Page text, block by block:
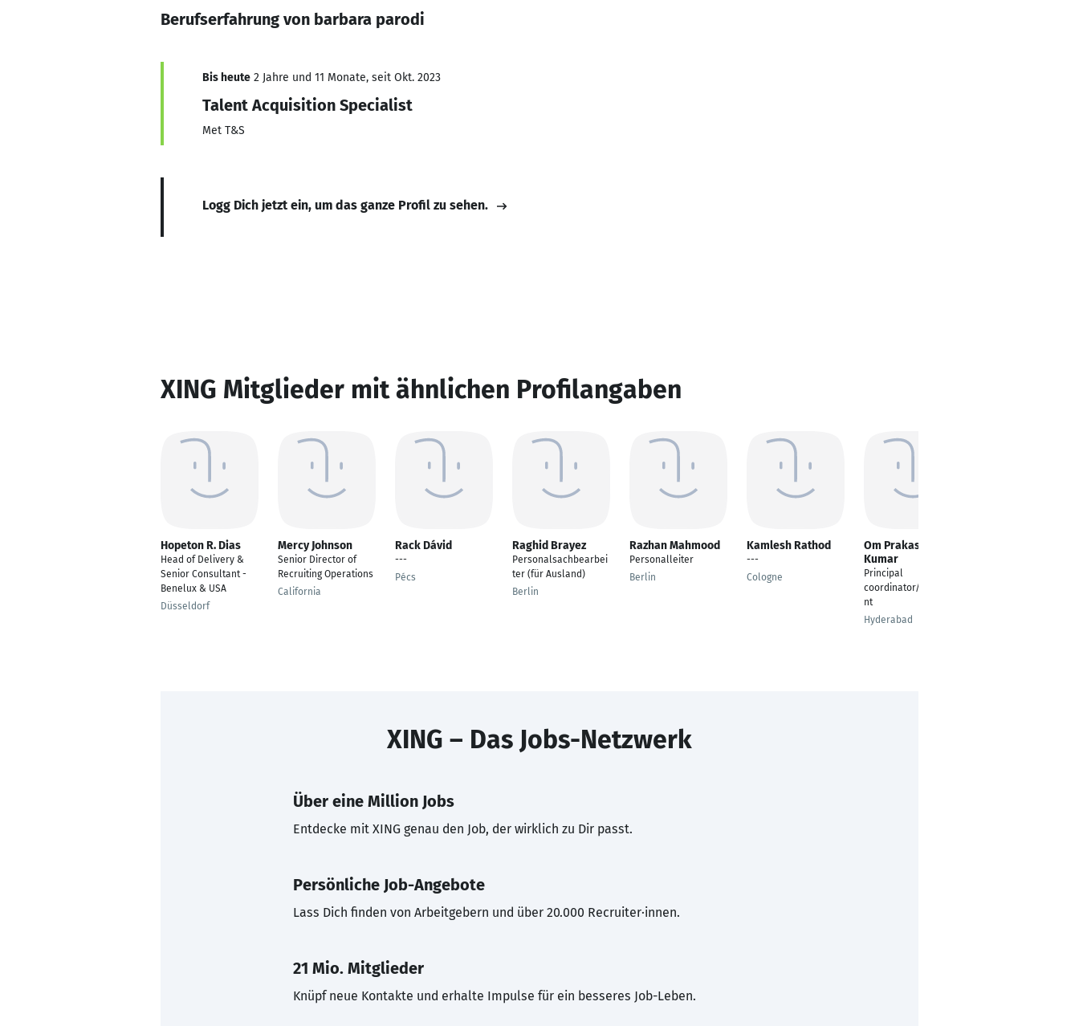
Berufserfahrung von barbara parodi
Bis heute 2 Jahre und 11 Monate, seit Okt. 2023
Talent Acquisition Specialist
Met T&S
Logg Dich jetzt ein, um das ganze Profil zu sehen.
XING Mitglieder mit ähnlichen Profilangaben
Hopeton R. Dias
Head of Delivery &
Senior Consultant -
Benelux & USA
Düsseldorf
Mercy Johnson
Senior Director of
Recruiting Operations
California
Rack Dávid
---
Pécs
Raghid Brayez
Personalsachbearbei
ter (für Ausland)
Berlin
Razhan Mahmood
Personalleiter
Berlin
Kamlesh Rathod
---
Cologne
Om Prakash
Kumar
Principal
coordinator/Consulta
nt
Hyderabad
XING – Das Jobs-Netzwerk
Über eine Million Jobs
Entdecke mit XING genau den Job, der wirklich zu Dir passt.
Persönliche Job-Angebote
Lass Dich finden von Arbeitgebern und über 20.000 Recruiter·innen.
21 Mio. Mitglieder
Knüpf neue Kontakte und erhalte Impulse für ein besseres Job-Leben.